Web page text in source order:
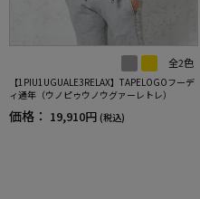
全2色
【1PIU1UGUALE3RELAX】TAPELOGOフーデ
ィ通年（ウノピゥウノウグァーレトレ）
価格： 19,910円 (税込)